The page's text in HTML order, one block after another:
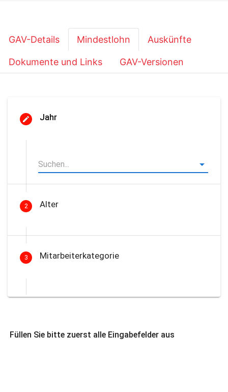
GAV-Details Mindestlohn Auskünfte
Dokumente und Links GAV-Versionen
Jahr
2 Alter
3 Mitarbeiterkategorie
Füllen Sie bitte zuerst alle Eingabefelder aus